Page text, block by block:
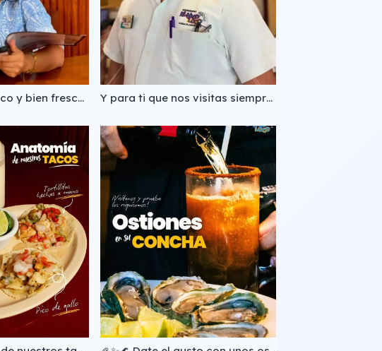
Vente a comer rico y bien fresco🍤 Y si ya eres cliente de siempre, ayuda a los nuevos: ¿Qué platillo es ley pedir en la primera visita? Déjanos tu recomendación aquí abajo. 👇🍤 📲Pedidos al: (983) 832 1213 #TacoLoco #Chetumal #MariscosChetumal #ComidaEnFamilia Y para ti que nos visitas siempre, ¿cuál es ese platillo que es ley pedir cada vez que vienes? Te leemos en los comentarios. 👇🍤 📍José Ma. Morelos 87, Centro https://maps.app.goo.gl/xVGeo5BHLknEnfcH8?g_st=ic 📲Pide para recoger o a domicilio: (983) 688 1912 (983) 129 2090 (983) 197 2493 TacoLoco Chetumal MariscosFrescos TradiciónLocal ComidaEnFamilia